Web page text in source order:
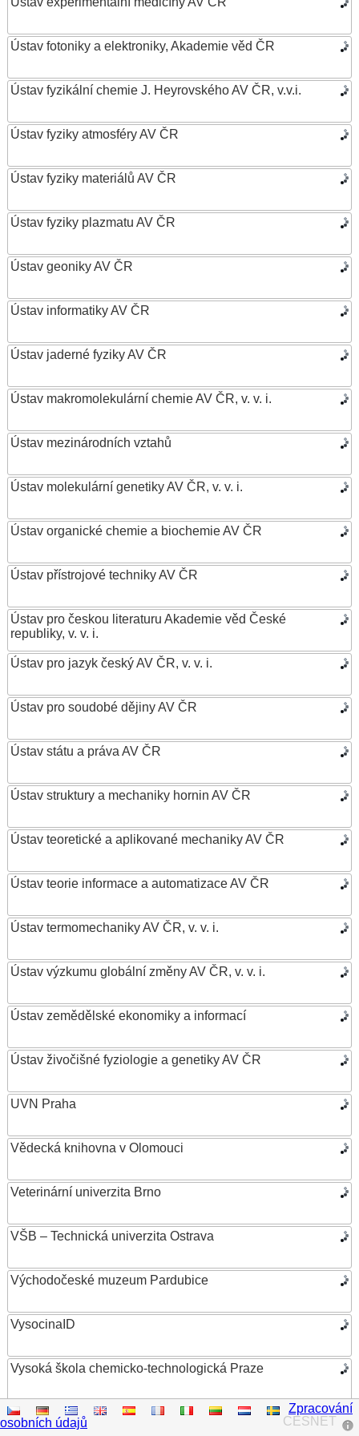
Ústav fotoniky a elektroniky, Akademie věd ČR
Ústav fyzikální chemie J. Heyrovského AV ČR, v.v.i.
Ústav fyziky atmosféry AV ČR
Ústav fyziky materiálů AV ČR
Ústav fyziky plazmatu AV ČR
Ústav geoniky AV ČR
Ústav informatiky AV ČR
Ústav jaderné fyziky AV ČR
Ústav makromolekulární chemie AV ČR, v. v. i.
Ústav mezinárodních vztahů
Ústav molekulární genetiky AV ČR, v. v. i.
Ústav organické chemie a biochemie AV ČR
Ústav přístrojové techniky AV ČR
Ústav pro českou literaturu Akademie věd České
republiky, v. v. i.
Ústav pro jazyk český AV ČR, v. v. i.
Ústav pro soudobé dějiny AV ČR
Ústav státu a práva AV ČR
Ústav struktury a mechaniky hornin AV ČR
Ústav teoretické a aplikované mechaniky AV ČR
Ústav teorie informace a automatizace AV ČR
Ústav termomechaniky AV ČR, v. v. i.
Ústav výzkumu globální změny AV ČR, v. v. i.
Ústav zemědělské ekonomiky a informací
Ústav živočišné fyziologie a genetiky AV ČR
UVN Praha
Vědecká knihovna v Olomouci
Veterinární univerzita Brno
VŠB – Technická univerzita Ostrava
Východočeské muzeum Pardubice
VysocinaID
Vysoká škola chemicko-technologická Praze
Vysoká škola ekonomická v Praze
CESNET
Zpracování
osobních údajů